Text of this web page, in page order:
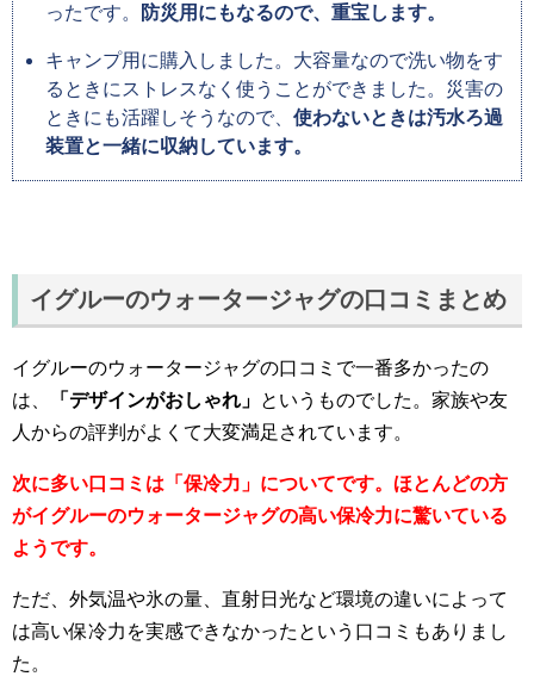
ったです。
防災用にもなるので、重宝します。
キャンプ用に購入しました。大容量なので洗い物をす
るときにストレスなく使うことができました。災害の
ときにも活躍しそうなので、使わないときは汚水ろ過
装置と一緒に収納しています。
イグルーのウォータージャグの口コミまとめ
イグルーのウォータージャグの口コミで一番多かったの
は、
「デザインがおしゃれ」 というものでした。家族や友
人からの評判がよくて大変満足されています。
次に多い口コミは「保冷力」についてです。ほとんどの方
がイグルーのウォータージャグの高い保冷力に驚いている
ようです。
ただ、外気温や氷の量、直射日光など環境の違いによって
は高い保冷力を実感できなかったという口コミもありまし
た。